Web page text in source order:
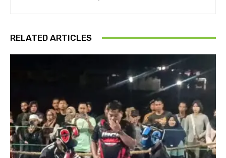
RELATED ARTICLES